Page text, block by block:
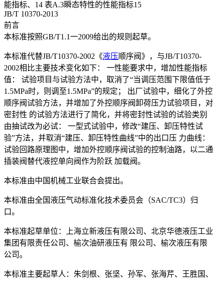
能指标、14 表A.3瞬态特性的性能指标15
JB/T 10370-2013
前言
本标准按照GB/T1.1一2009给出的规则起草。
本标准代替JB/T10370-2002《液压顺序阀》，与JB/T10370-
2002相比主要技术变化如下： 一性能要求中，增加性能指标
值： 试验项目与试验方法中，取消了“当调压范围下限值低于
1.5MPa时，则调至1.5MPa”的规定； 出厂试验中，细化了外控
顺序阀试验方法，并增加了外控顺序阀卸荷压力试验项目，对
密封性 的试验方法进行了简化，并将密封性试验的试验类别
由抽试改为必试： 一型式试验中，修改“建压、卸压特性试
验”方法，并取消“建压、卸压特性曲线”中的出口压 力曲线：
试验回路原理图中，增加外控顺序阀试验的控制油路，以二通
插装阀替代液控单向阀作为阶跃 加载阀。
本标准由中国机械工业联合会提出。
本标准由全国液压气动标准化技术委员会（SAC/TC3）归
口。
本标准起草单位：上海立新液压有限公司、北京华德液压工业
集团有限责任公司、榆次油研液压有 限公司、榆次液压有限
公司。
本标准主要起草人：朱剑根、张坚、孙军、张海芹、王胜国、